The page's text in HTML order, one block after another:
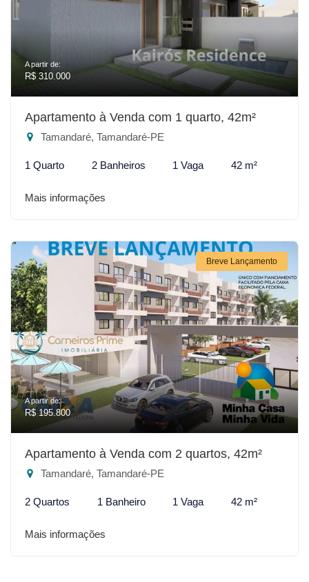
A partir de:
R$ 310.000
Apartamento à Venda com 1 quarto, 42m²
Tamandaré, Tamandaré-PE
1 Quarto 2 Banheiros 1 Vaga 42 m²
Mais informações
Breve Lançamento
A partir de:
R$ 195.800
Apartamento à Venda com 2 quartos, 42m²
Tamandaré, Tamandaré-PE
2 Quartos 1 Banheiro 1 Vaga 42 m²
Mais informações